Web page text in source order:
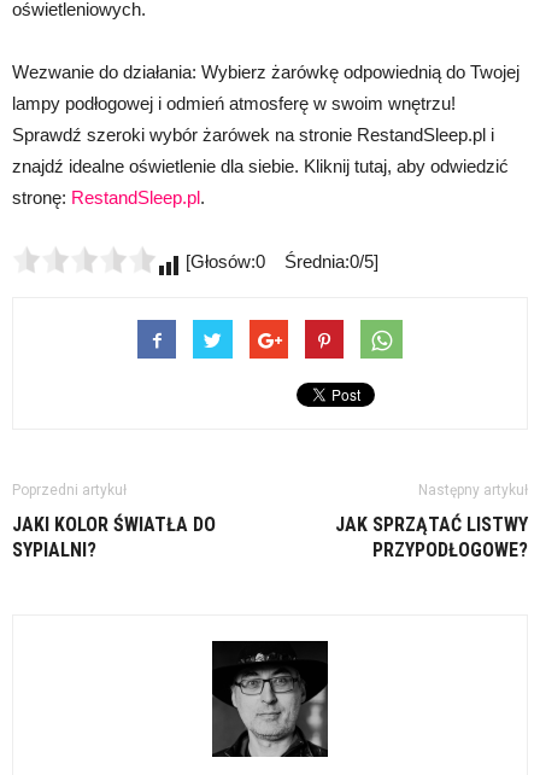
oświetleniowych.
Wezwanie do działania: Wybierz żarówkę odpowiednią do Twojej
lampy podłogowej i odmień atmosferę w swoim wnętrzu!
Sprawdź szeroki wybór żarówek na stronie RestandSleep.pl i
znajdź idealne oświetlenie dla siebie. Kliknij tutaj, aby odwiedzić
stronę: RestandSleep.pl.
[Głosów:0 Średnia:0/5]
Poprzedni artykuł
JAKI KOLOR ŚWIATŁA DO
SYPIALNI?
Następny artykuł
JAK SPRZĄTAĆ LISTWY
PRZYPODŁOGOWE?